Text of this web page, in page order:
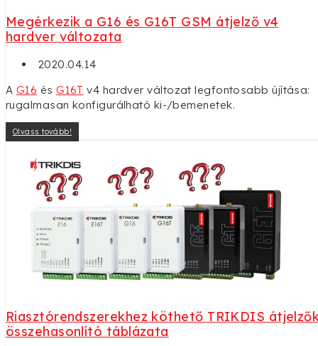
Megérkezik a G16 és G16T GSM átjelző v4
hardver változata
2020.04.14
A G16 ésG16T v4 hardver változat legfontosabb újítása:
rugalmasan konfigurálható ki-/bemenetek.
Olvass tovább!
Riasztórendszerekhez köthető TRIKDIS
összehasonlító táblázata